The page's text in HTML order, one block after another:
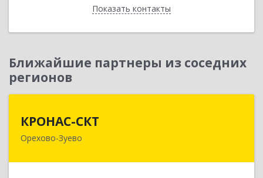
Показать контакты
Назад
Ближайшие партнеры из соседних
регионов
КРОНАС-СКТ
Орехово-Зуево
142600, Московская обл, Орехово-Зуево г,